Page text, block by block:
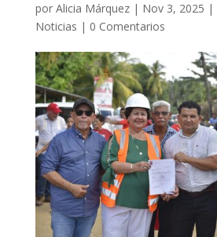
por Alicia Márquez| Nov 3, 2025 |
Noticias | 0 Comentarios